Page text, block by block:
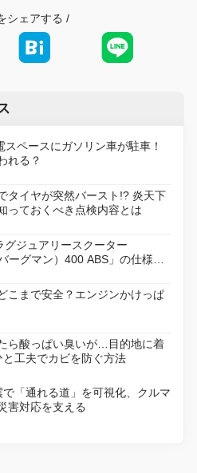
シェアする /
スペースにガソリン車が駐車！
れる？
タイヤが突然バースト!? 炎天下
っておくべき点検内容とは
グジュアリースクーター
ーグマン）400 ABS」の仕様を
発売
こまで安全？エンジンかけっぱ
ら酸っぱい臭いが…目的地に着
と工夫でカビを防ぐ方法
「通れる道」を可視化、クルマ
害対応を支える